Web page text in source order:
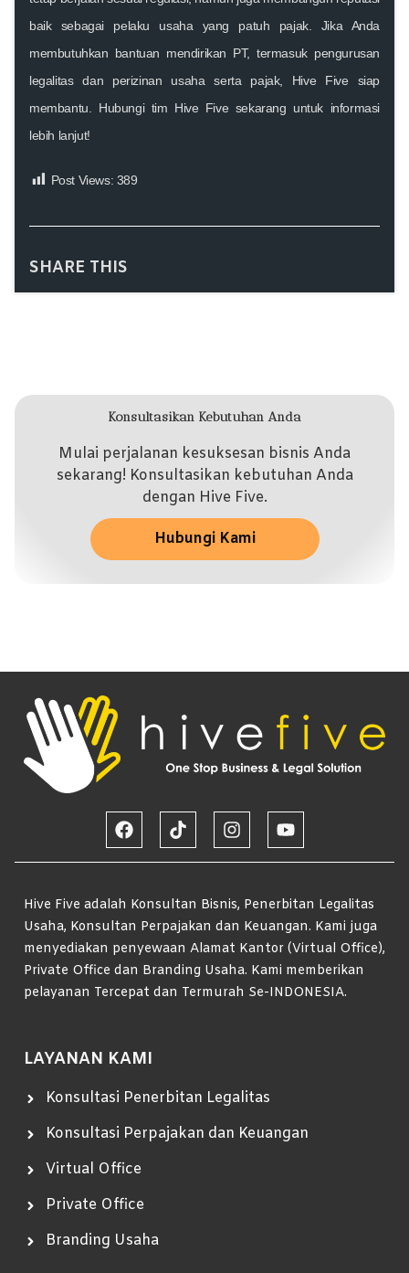
baik sebagai pelaku usaha yang patuh pajak. Jika Anda
membutuhkan bantuan mendirikan PT, termasuk pengurusan
legalitas dan perizinan usaha serta pajak, Hive Five siap
membantu. Hubungi tim Hive Five sekarang untuk informasi
lebih lanjut!
Post Views: 389
SHARE THIS
Konsultasikan Kebutuhan Anda
Mulai perjalanan kesuksesan bisnis Anda
sekarang! Konsultasikan kebutuhan Anda
dengan Hive Five.
Hubungi Kami
Hive Five adalah Konsultan Bisnis, Penerbitan Legalitas
Usaha, Konsultan Perpajakan dan Keuangan. Kami juga
menyediakan penyewaan Alamat Kantor (Virtual Office),
Private Office dan Branding Usaha. Kami memberikan
pelayanan Tercepat dan Termurah Se-INDONESIA.
LAYANAN KAMI
Konsultasi Penerbitan Legalitas
Konsultasi Perpajakan dan Keuangan
Virtual Office
Private Office
Branding Usaha